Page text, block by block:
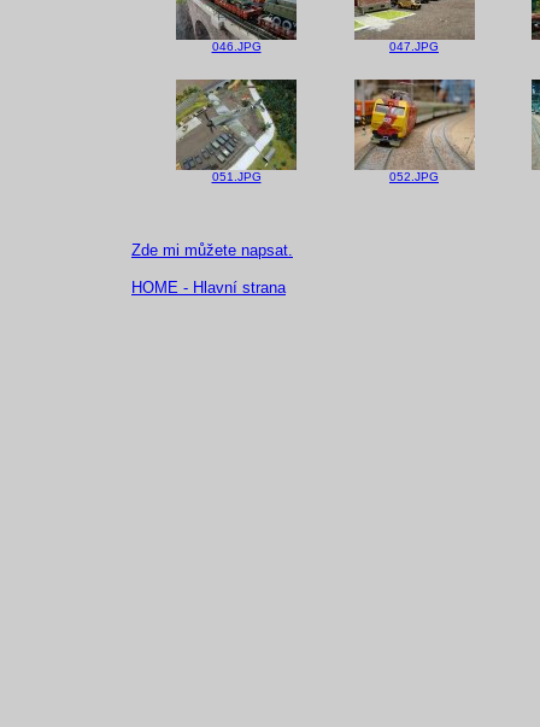
046.JPG 047.JPG
051.JPG 052.JPG
Zde mi můžete napsat.
HOME - Hlavní strana